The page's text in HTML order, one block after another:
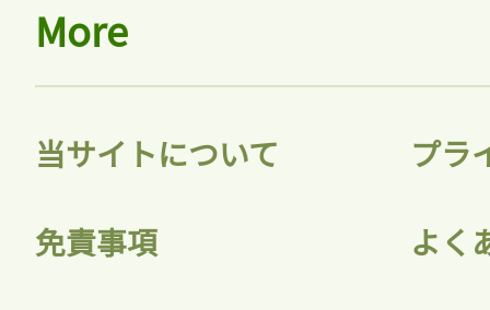
More
当サイトについて プラ
免責事項 よく